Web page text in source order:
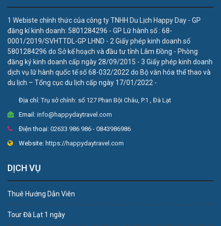
1 Webiste chính thức của công ty TNHH Du Lịch Happy Day - GP
đăng kí kinh doanh: 5801284296 - GP Lữ hành số : 68-
0001/2019/SVHTTDL-GP LHND - 2 Giấy phép kinh doanh số
5801284296 do Sở kế hoạch và đầu tư tỉnh Lâm Đồng - Phòng
đăng ký kinh doanh cấp ngày 28/09/2015 - 3 Giấy phép kinh doanh
dịch vụ lữ hành quốc tế số 68-032/2022 do Bộ văn hóa thể thao và
du lịch – Tổng cục du lịch cấp ngày 17/01/2022 -
Địa chỉ:Trụ sở chính: số 127 Phan Bội Châu, P.1 , Đà Lạt
Email: info@happydaytravel.com
Điện thoại: 02633 986 986 - 0843986986
Website: https://happydaytravel.com
DỊCH VỤ
Thuê Hướng Dẫn Viên
Tour Đà Lạt 1 ngày